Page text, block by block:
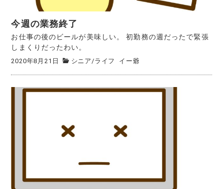
今週の業務終了
お仕事の後のビールが美味しい。 初勤務の週だったで緊張
しまくりだったわい。
2020年8月21日 シニア/ライフ イー爺